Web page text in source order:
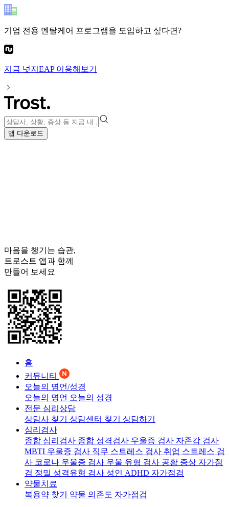
기업 전용 멘탈케어 프로그램을 도입하고 싶다면?
지금 넛지EAP이용해보기
앱 다운로드
마음을 챙기는 습관,
트로스트 앱과 함께
만들어 보세요
홈
커뮤니티
오늘의 명언/성경
오늘의 명언 오늘의 성경
전문 심리상담
상담사 찾기 상담센터 찾기 상담하기
심리검사
종합 심리검사 종합 성격검사 우울증 검사 자존감 검사
MBTI 우울증 검사 직무 스트레스 검사 취업 스트레스 검
사 코로나 우울증 검사 우울 유형 검사 공황 증상 자가점
검 정밀 성격유형 검사 성인 ADHD 자가점검
약물치료
복용약 찾기 약물 의존도 자가점검